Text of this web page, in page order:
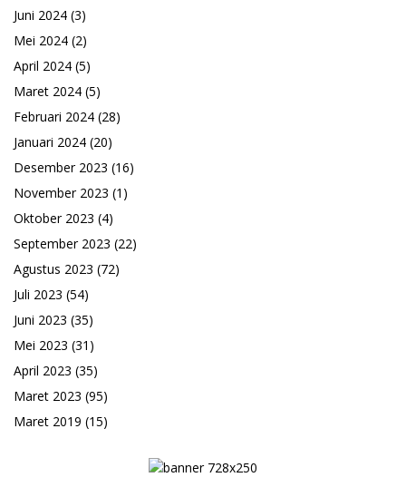
Juni 2024 (3)
Mei 2024 (2)
April 2024 (5)
Maret 2024 (5)
Februari 2024 (28)
Januari 2024 (20)
Desember 2023 (16)
November 2023 (1)
Oktober 2023 (4)
September 2023 (22)
Agustus 2023 (72)
Juli 2023 (54)
Juni 2023 (35)
Mei 2023 (31)
April 2023 (35)
Maret 2023 (95)
Maret 2019 (15)